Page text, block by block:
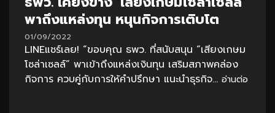
พาถึงแหล่งทุน หนุนกิจการเติบโต
01/09/2022
LINEแชร์เลย! “ขอบคุณ ธพว. ที่สนับสนุน “เสียงเกษม
โซล่าเซลล์” พาเข้าถึงแหล่งเงินทุน เสริมสภาพคล่อง
กิจการ ควบคู่กับการให้คำปรึกษา แนะนำธุรกิจ... อ่านต่อ